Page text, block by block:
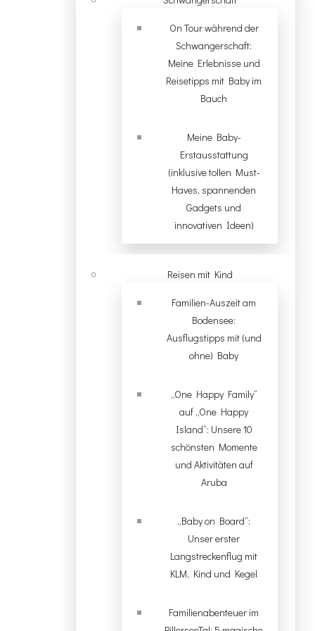
On Tour während der
Schwangerschaft:
Meine Erlebnisse und
Reisetipps mit Baby im
Bauch
Meine Baby-
Erstausstattung
(inklusive tollen Must-
Haves, spannenden
Gadgets und
innovativen Ideen)
Reisen mit Kind
Familien-Auszeit am
Bodensee:
Ausflugstipps mit (und
ohne) Baby
„One Happy Family“
auf „One Happy
Island“: Unsere 10
schönsten Momente
und Aktivitäten auf
Aruba
„Baby on Board“:
Unser erster
Langstreckenflug mit
KLM, Kind und Kegel
Familienabenteuer im